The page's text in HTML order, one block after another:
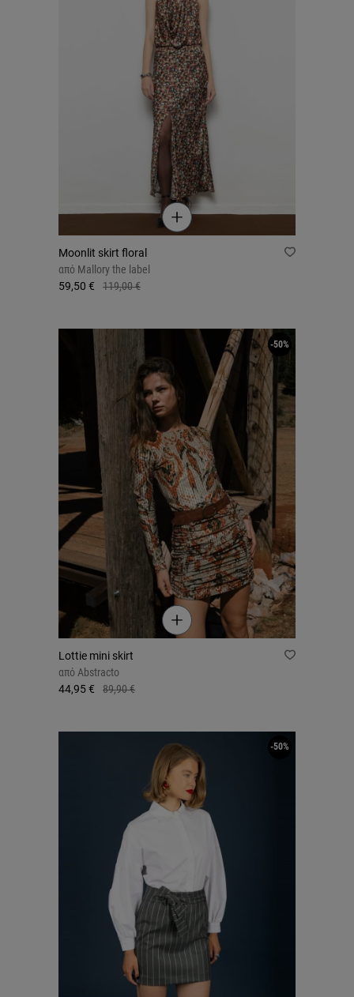
Moonlit skirt floral
από Mallory the label
59,50 €
119,00 €
Lottie mini skirt
από Abstracto
44,95 €
89,90 €
-50%
-50%